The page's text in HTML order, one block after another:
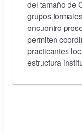
del tamaño de
grupos
encuentro
permiten
practicantes
estructura